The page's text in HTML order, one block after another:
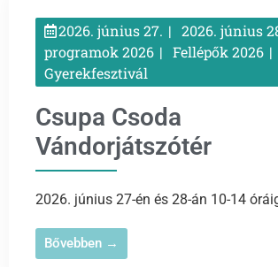
2026. június 27. 2026. június
programok 2026
Fellépők 2026
Gyerekfesztivál
Csupa Csoda
Vándorjátszótér
2026. június 27-én és 28-án 10-14
Bővebben →